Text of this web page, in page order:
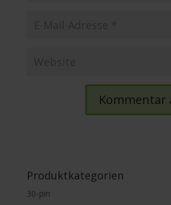
Produktkategorien
30-pin